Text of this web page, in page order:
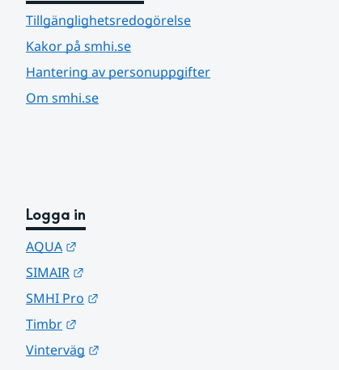
Tillgänglighetsredogörelse
Kakor på smhi.se
Hantering av personuppgifter
Om smhi.se
Logga in
AQUA
SIMAIR
SMHI Pro
Timbr
Vinterväg